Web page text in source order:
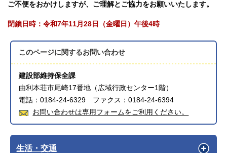
ご不便をおかけしますが、ご理解とご協力をお願いいたします。
閉鎖日時：令和7年11月28日（金曜日）午後4時
このページに関するお問い合わせ
建設部維持保全課
由利本荘市尾崎17番地（広域行政センター1階）
電話：0184-24-6329 ファクス：0184-24-6394
お問い合わせは専用フォームをご利用ください。
生活・交通